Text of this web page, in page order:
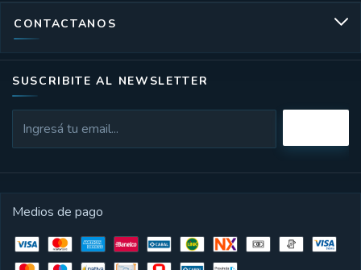
CONTACTANOS
SUSCRIBITE AL NEWSLETTER
Medios de pago